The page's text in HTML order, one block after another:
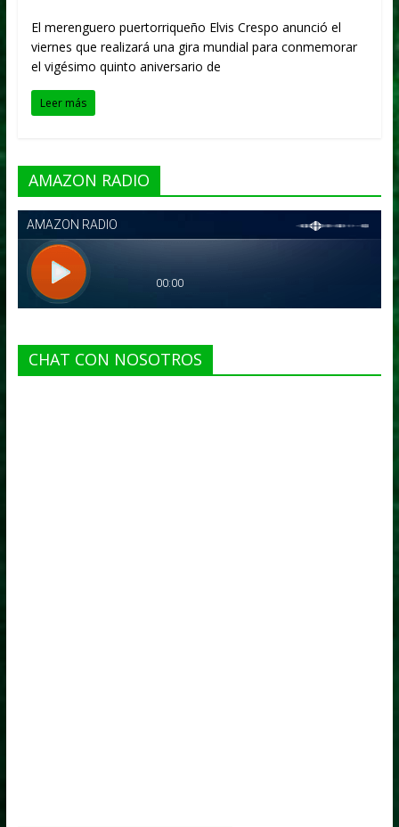
El merenguero puertorriqueño Elvis Crespo anunció el
viernes que realizará una gira mundial para conmemorar
el vigésimo quinto aniversario de
Leer más
AMAZON RADIO
CHAT CON NOSOTROS